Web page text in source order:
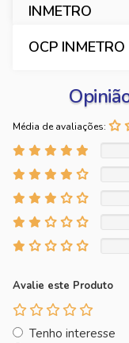
INMETRO
OCP INMETRO
Média de avaliações:
Avalie este Produto
Tenho interesse